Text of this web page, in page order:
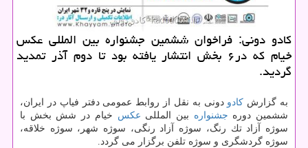
كادو دونی: فراخوان ششمین جشنواره بین المللی عكس
خیام كه در۶ بخش انتشار یافته بود تا دوم آذر تمدید
گردید.
به گزارش كادو دونی به نقل از روابط عمومی دفتر فیاپ در ایران،
ششمین دوره جشنواره بین المللی عكس خیام در شش بخش با
سوژه آزاد تك رنگ، سوژه آزاد رنگی، سوژه شهر، سوژه خلاقه،
سوژه گردشگری و سوژه تلفن برگزار می گردد.